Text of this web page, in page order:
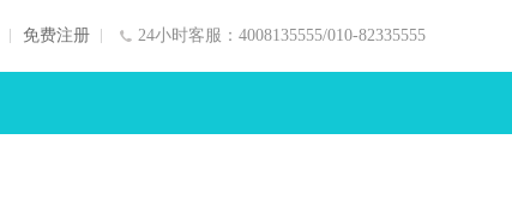
24小时客服：4008135555/010-82335555
免费注册